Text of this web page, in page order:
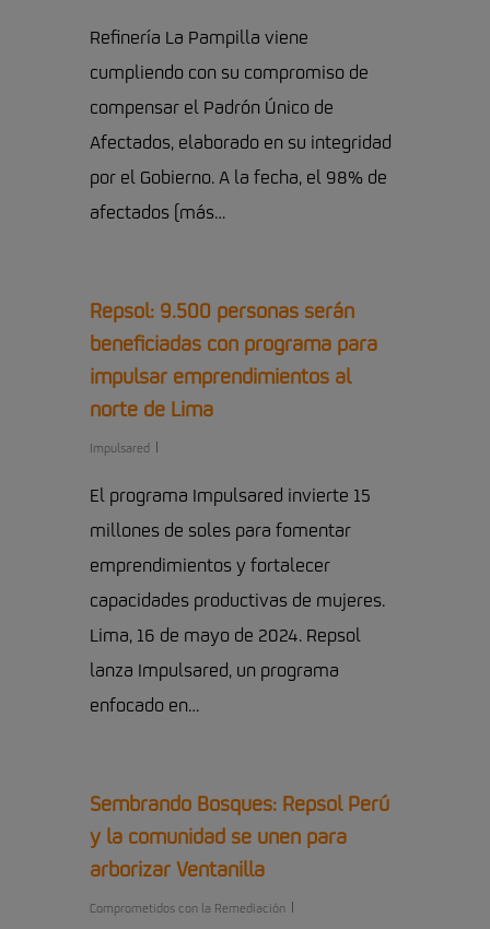
Refinería La Pampilla viene
cumpliendo con su compromiso de
compensar el Padrón Único de
Afectados, elaborado en su integridad
por el Gobierno. A la fecha, el 98% de
afectados (más…
Repsol: 9.500 personas serán
beneficiadas con programa para
impulsar emprendimientos al
norte de Lima
Impulsared
El programa Impulsared invierte 15
millones de soles para fomentar
emprendimientos y fortalecer
capacidades productivas de mujeres.
Lima, 16 de mayo de 2024. Repsol
lanza Impulsared, un programa
enfocado en…
Sembrando Bosques: Repsol Perú
y la comunidad se unen para
arborizar Ventanilla
Comprometidos con la Remediación